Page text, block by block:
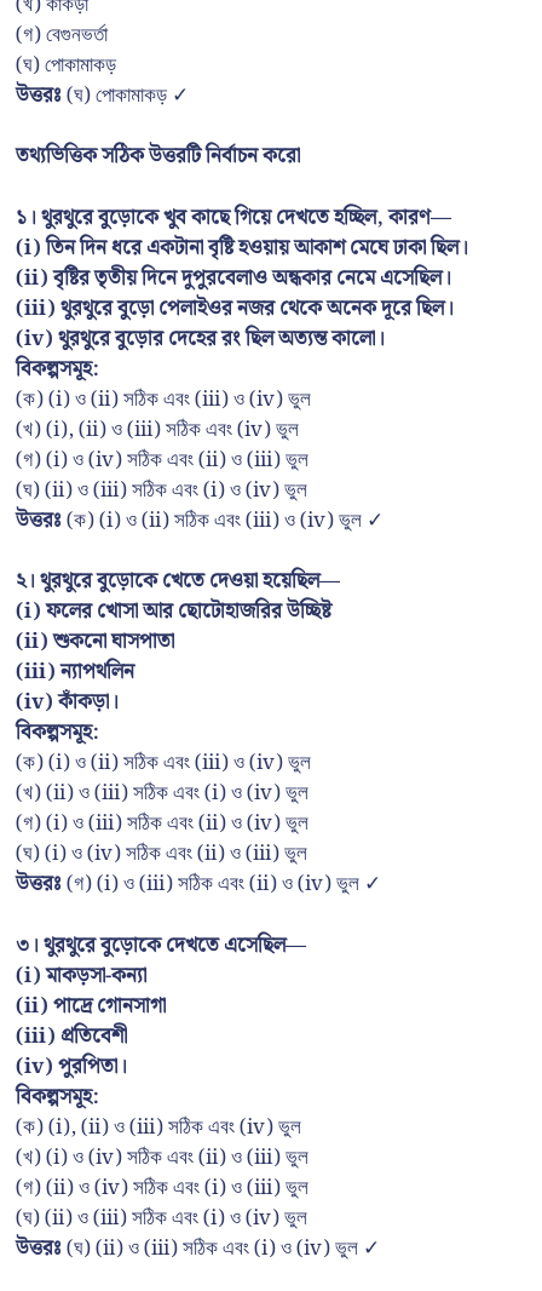
(গ) বেগুনভর্তা
(ঘ) পোকামাকড়
উত্তরঃ(ঘ) পোকামাকড় ✓
তথ্যভিত্তিক সঠিক উত্তরটি নির্বাচন করো
১। থুরথুরে বুড়োকে খুব কাছে গিয়ে দেখতে হচ্ছিল, কারণ—
(i) তিন দিন ধরে একটানা বৃষ্টি হওয়ায় আকাশ মেঘে ঢাকা ছিল।
(ii) বৃষ্টির তৃতীয় দিনে দুপুরবেলাও অন্ধকার নেমে এসেছিল।
(iii) থুরথুরে বুড়ো পেলাইওর নজর থেকে অনেক দূরে ছিল।
(iv) থুরথুরে বুড়োর দেহের রং ছিল অত্যন্ত কালো।
বিকল্পসমূহ:
(ক) (i) ও (ii) সঠিক এবং (iii) ও (iv) ভুল
(খ) (i), (ii) ও (iii) সঠিক এবং (iv) ভুল
(গ) (i) ও (iv) সঠিক এবং (ii) ও (iii) ভুল
(ঘ) (ii) ও (iii) সঠিক এবং (i) ও (iv) ভুল
উত্তরঃ(ক) (i) ও (ii) সঠিক এবং (iii) ও (iv) ভুল ✓
২। থুরথুরে বুড়োকে খেতে দেওয়া হয়েছিল—
(i) ফলের খোসা আর ছোটোহাজরির উচ্ছিষ্ট
(ii) শুকনো ঘাসপাতা
(iii) ন্যাপথলিন
(iv) কাঁকড়া।
বিকল্পসমূহ:
(ক) (i) ও (ii) সঠিক এবং (iii) ও (iv) ভুল
(খ) (ii) ও (iii) সঠিক এবং (i) ও (iv) ভুল
(গ) (i) ও (iii) সঠিক এবং (ii) ও (iv) ভুল
(ঘ) (i) ও (iv) সঠিক এবং (ii) ও (iii) ভুল
উত্তরঃ(গ) (i) ও (iii) সঠিক এবং (ii) ও (iv) ভুল ✓
৩। থুরথুরে বুড়োকে দেখতে এসেছিল—
(i) মাকড়সা-কন্যা
(ii) পাদ্রে গোনসাগা
(iii) প্রতিবেশী
(iv) পুরপিতা।
বিকল্পসমূহ:
(ক) (i), (ii) ও (iii) সঠিক এবং (iv) ভুল
(খ) (i) ও (iv) সঠিক এবং (ii) ও (iii) ভুল
(গ) (ii) ও (iv) সঠিক এবং (i) ও (iii) ভুল
(ঘ) (ii) ও (iii) সঠিক এবং (i) ও (iv) ভুল
উত্তরঃ(ঘ) (ii) ও (iii) সঠিক এবং (i) ও (iv) ভুল ✓